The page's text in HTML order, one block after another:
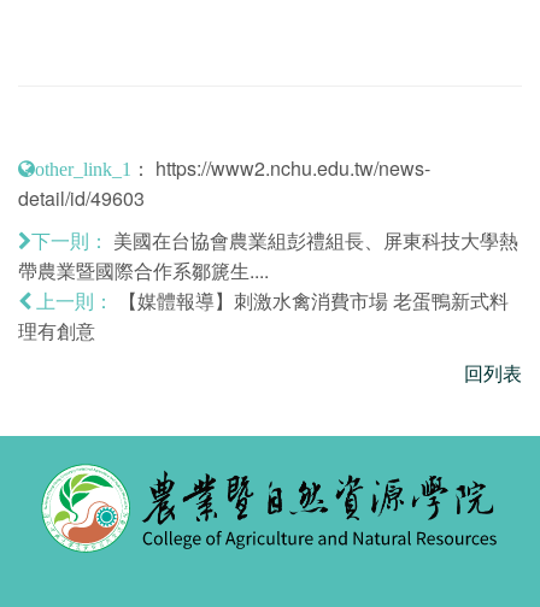
other_link_1 ： https://www2.nchu.edu.tw/news-
detail/id/49603
下一則：
美國在台協會農業組彭禮組長、屏東科技大學熱
帶農業暨國際合作系鄒篪生....
上一則：
【媒體報導】刺激水禽消費市場 老蛋鴨新式料
理有創意
回列表